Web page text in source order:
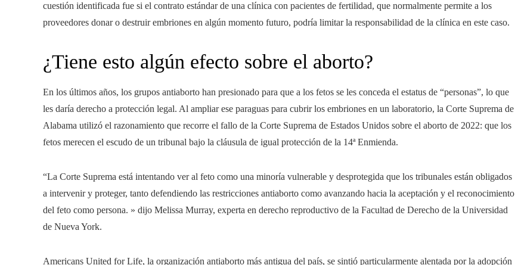
cuestión identificada fue si el contrato estándar de una clínica con pacientes de fertilidad, que normalmente permite a los
proveedores donar o destruir embriones en algún momento futuro, podría limitar la responsabilidad de la clínica en este caso.
¿Tiene esto algún efecto sobre el aborto?
En los últimos años, los grupos antiaborto han presionado para que a los fetos se les conceda el estatus de “personas”, lo que
les daría derecho a protección legal. Al ampliar ese paraguas para cubrir los embriones en un laboratorio, la Corte Suprema de
Alabama utilizó el razonamiento que recorre el fallo de la Corte Suprema de Estados Unidos sobre el aborto de 2022: que los
fetos merecen el escudo de un tribunal bajo la cláusula de igual protección de la 14ª Enmienda.
“La Corte Suprema está intentando ver al feto como una minoría vulnerable y desprotegida que los tribunales están obligados
a intervenir y proteger, tanto defendiendo las restricciones antiaborto como avanzando hacia la aceptación y el reconocimiento
del feto como persona. » dijo Melissa Murray, experta en derecho reproductivo de la Facultad de Derecho de la Universidad
de Nueva York.
Americans United for Life, la organización antiaborto más antigua del país, se sintió particularmente alentada por la adopción